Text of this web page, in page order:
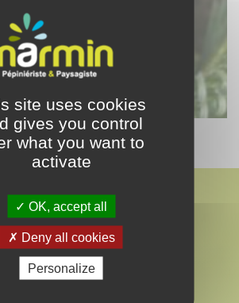
MARMIN
site uses cookies
gives you control
what you want to
activate
OK, accept all
Deny all cookies
Personalize